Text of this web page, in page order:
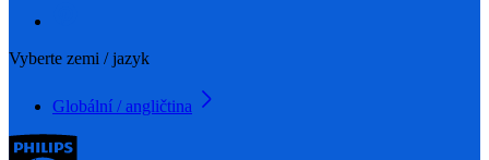
Vyberte zemi / jazyk
Globální / angličtina